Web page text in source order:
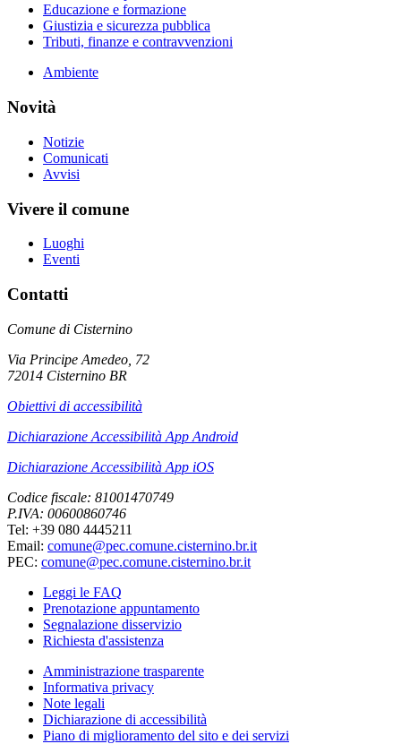
Educazione e formazione
Giustizia e sicurezza pubblica
Tributi, finanze e contravvenzioni
Ambiente
Novità
Notizie
Comunicati
Avvisi
Vivere il comune
Luoghi
Eventi
Contatti
Comune di Cisternino
Via Principe Amedeo, 72
72014 Cisternino BR
Obiettivi di accessibilità
Dichiarazione Accessibilità App Android
Dichiarazione Accessibilità App iOS
Codice fiscale: 81001470749
P.IVA: 00600860746
Tel: +39 080 4445211
Email: comune@pec.comune.cisternino.br.it
PEC: comune@pec.comune.cisternino.br.it
Leggi le FAQ
Prenotazione appuntamento
Segnalazione disservizio
Richiesta d'assistenza
Amministrazione trasparente
Informativa privacy
Note legali
Dichiarazione di accessibilità
Piano di miglioramento del sito e dei servizi